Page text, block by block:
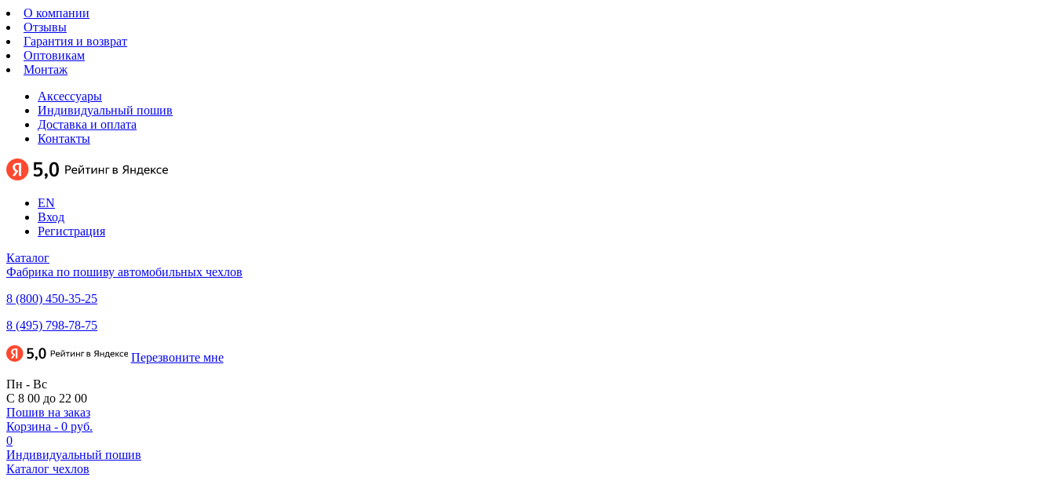
О компании
Отзывы
Гарантия и возврат
Оптовикам
Монтаж
Аксессуары
Индивидуальный пошив
Доставка и оплата
Контакты
EN
Вход
Регистрация
Каталог
Фабрика по пошиву автомобильных чехлов
8 (800) 450-35-25
8 (495) 798-78-75
Перезвоните мне
Пн - Вс
С 8 00 до 22 00
Пошив на заказ
Корзина - 0 руб.
0
Индивидуальный пошив
Каталог чехлов